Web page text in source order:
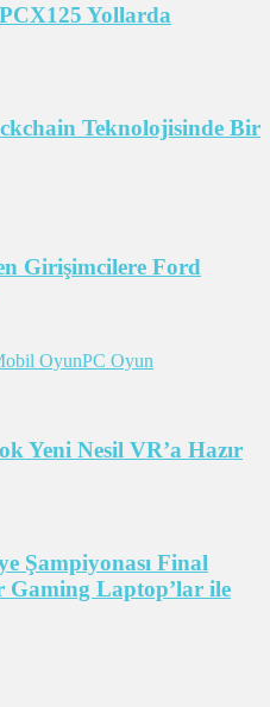
Yollarda
Teknolojisinde Bir
Girişimcilere Ford
OyunPC Oyun
Yeni Nesil VR’a Hazır
Şampiyonası Final
Gaming Laptop’lar ile